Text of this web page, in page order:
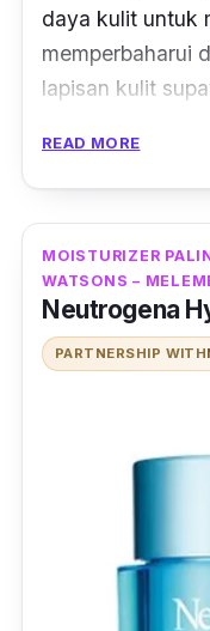
daya kulit untuk
memperbaharui
lapisan kulit
Bahan-bahan
membantu kulit
kulit yang iritasi.
kulit terutama
READ MORE
MOISTURIZER
WATSONS –
Neutrogena
PARTNERSHIP WITH